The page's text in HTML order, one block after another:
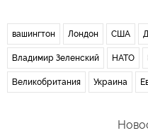
вашингтон Лондон США
Владимир Зеленский НАТО
Великобритания Украина